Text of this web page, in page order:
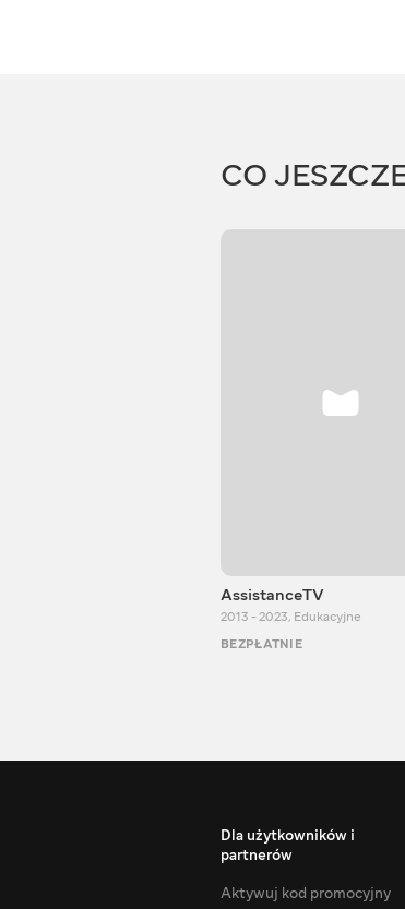
CO
AssistanceTV
2013 - 2023, Edukacyjne
BEZPŁATNIE
Dla użytkowników i
partnerów
Aktywuj kod promocyjny